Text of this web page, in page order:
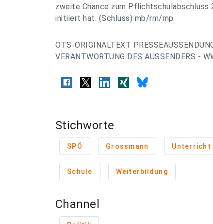
zweite Chance zum Pflichtschulabschluss
initiiert hat. (Schluss) mb/rm/mp
OTS-ORIGINALTEXT
VERANTWORTUNG DES AUSSENDERS -
Stichworte
SPÖ Grossmann Unterricht
Schule Weiterbildung
Channel